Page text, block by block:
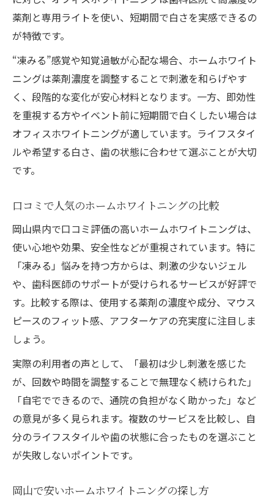
薬剤と専用ライトを使い、短期間で白さを実感できるの
が特徴です。
“凍みる”感覚や知覚過敏が心配な場合、ホームホワイト
ニングは薬剤濃度を調整することで刺激を和らげやす
く、段階的な変化が安心材料となります。一方、即効性
を重視する方やイベント前に短期間で白くしたい場合は
オフィスホワイトニングが適しています。ライフスタイ
ルや希望する白さ、歯の状態に合わせて選ぶことが大切
です。
口コミで人気のホームホワイトニングの比較
岡山県内で口コミ評価の高いホームホワイトニングは、
使い心地や効果、安全性などが重視されています。特に
「凍みる」悩みを持つ方からは、刺激の少ないジェル
や、歯科医師のサポートが受けられるサービスが好評で
す。比較する際は、使用する薬剤の濃度や成分、マウス
ピースのフィット感、アフターケアの充実度に注目しま
しょう。
実際の利用者の声として、「最初は少し刺激を感じた
が、回数や時間を調整することで無理なく続けられた」
「自宅でできるので、通院の負担がなく助かった」など
の意見が多く見られます。複数のサービスを比較し、自
分のライフスタイルや歯の状態に合ったものを選ぶこと
が失敗しないポイントです。
岡山で安いホームホワイトニングの探し方